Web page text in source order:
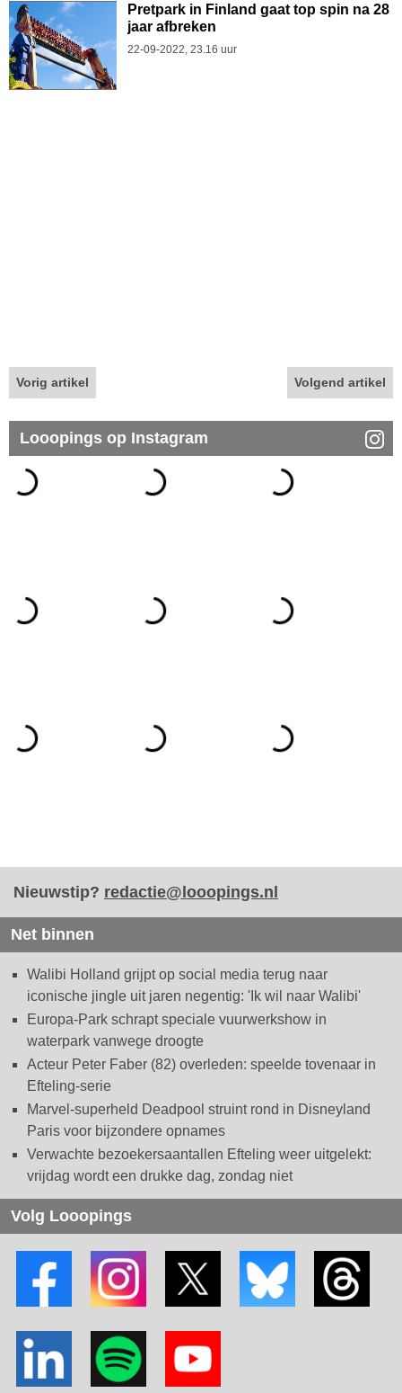
Pretpark in Finland gaat top spin na 28
jaar afbreken
22-09-2022, 23.16 uur
Vorig artikel Volgend artikel
Looopings op Instagram
Nieuwstip? redactie@looopings.nl
Net binnen
Walibi Holland grijpt op social media terug naar
iconische jingle uit jaren negentig: 'Ik wil naar Walibi'
Europa-Park schrapt speciale vuurwerkshow in
waterpark vanwege droogte
Acteur Peter Faber (82) overleden: speelde tovenaar in
Efteling-serie
Marvel-superheld Deadpool struint rond in Disneyland
Paris voor bijzondere opnames
Verwachte bezoekersaantallen Efteling weer uitgelekt:
vrijdag wordt een drukke dag, zondag niet
Volg Looopings